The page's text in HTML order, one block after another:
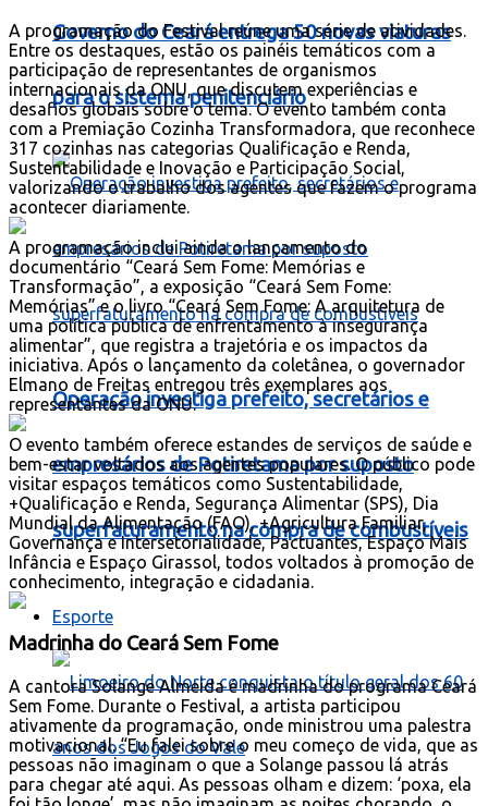
Governo do Ceará entrega 50 novas viaturas
para o sistema penitenciário
Operação investiga prefeito, secretários e
empresários de Potiretama por suposto
superfaturamento na compra de combustíveis
Esporte
A programação do Festival reúne uma série de atividades.
Entre os destaques, estão os painéis temáticos com a
participação de representantes de organismos
internacionais da ONU, que discutem experiências e
desafios globais sobre o tema. O evento também conta
com a Premiação Cozinha Transformadora, que reconhece
317 cozinhas nas categorias Qualificação e Renda,
Sustentabilidade e Inovação e Participação Social,
valorizando o trabalho dos agentes que fazem o programa
acontecer diariamente.
A programação inclui ainda o lançamento do
documentário “Ceará Sem Fome: Memórias e
Transformação”, a exposição “Ceará Sem Fome:
Memórias” e o livro “Ceará Sem Fome: A arquitetura de
uma política pública de enfrentamento à insegurança
alimentar”, que registra a trajetória e os impactos da
iniciativa. Após o lançamento da coletânea, o governador
Elmano de Freitas entregou três exemplares aos
representantes da ONU.
O evento também oferece estandes de serviços de saúde e
bem-estar voltados aos agentes populares. O público pode
visitar espaços temáticos como Sustentabilidade,
+Qualificação e Renda, Segurança Alimentar (SPS), Dia
Mundial da Alimentação (FAO), +Agricultura Familiar,
Governança e Intersetorialidade, Pactuantes, Espaço Mais
Infância e Espaço Girassol, todos voltados à promoção de
conhecimento, integração e cidadania.
Madrinha do Ceará Sem Fome
A cantora Solange Almeida é madrinha do programa Ceará
Sem Fome. Durante o Festival, a artista participou
ativamente da programação, onde ministrou uma palestra
motivacional. “Eu falei sobre o meu começo de vida, que as
pessoas não imaginam o que a Solange passou lá atrás
para chegar até aqui. As pessoas olham e dizem: ‘poxa, ela